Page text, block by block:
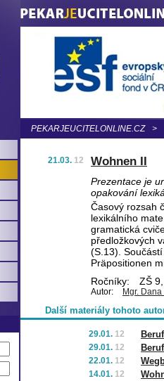
PEKARJEUCITELONLINE.CZ >
21.03. 12 Wohnen II
Prezentace je
opakování
Časový rozsah
lexikálního
gramatická
předložkových
(S.13).
Präpositionen
Ročníky:
ZŠ
Autor: Mgr.
Další materiály tohoto
29.01. 12
29.01. 12
22.01. 12
14.01. 12